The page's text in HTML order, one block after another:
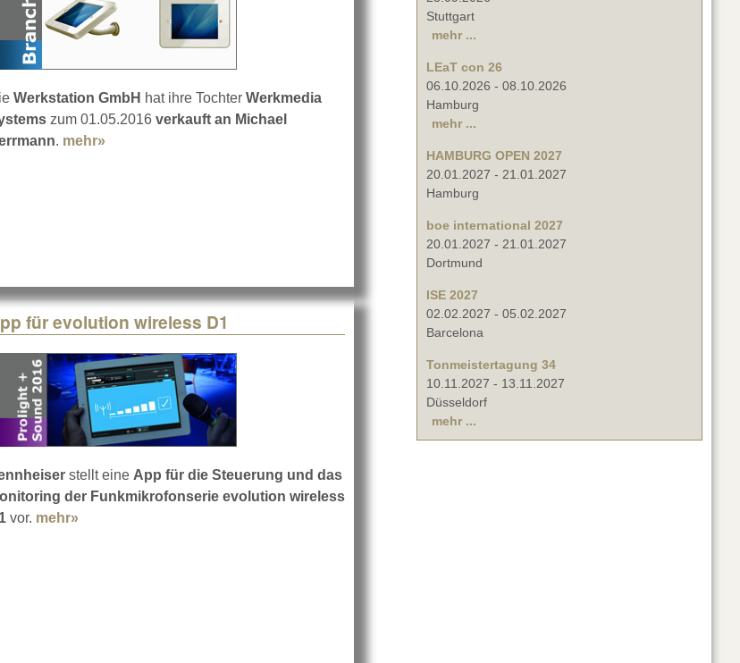
App für iOS
Werkstation GmbH hat ihre Tochter Werkmedia
zum 01.05.2016 verkauft an Michael
. mehr»
Mixer
für evolution wireless D1
stellt eine App für die Steuerung und das
der Funkmikrofonserie evolution wireless
vor. mehr»
Stuttgart
mehr ...
LEaT con 26
06.10.2026 - 08.10.2026
Hamburg
mehr ...
HAMBURG OPEN 2027
20.01.2027 - 21.01.2027
Hamburg
boe international 2027
20.01.2027 - 21.01.2027
Dortmund
ISE 2027
02.02.2027 - 05.02.2027
Barcelona
Tonmeistertagung 34
10.11.2027 - 13.11.2027
Düsseldorf
mehr ...